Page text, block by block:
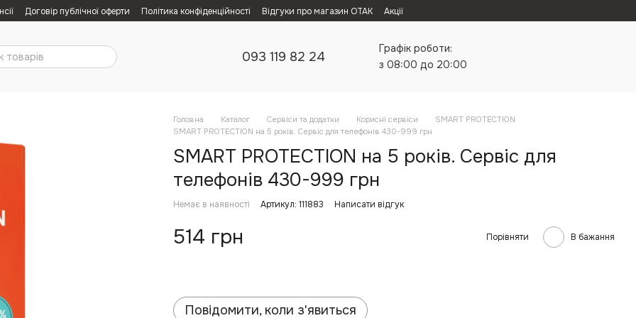
Договір публічної оферти Політика конфіденційності Відгуки про магазин ОТАК Акції
093 119 82 24
Графік роботи:
з 08:00 до 20:00
Головна Каталог Сервіси та додатки Корисні сервіси
SMART PROTECTION
SMART PROTECTION на 5 років. Сервіс для телефонів 430-999 грн
SMART PROTECTION на 5 років. Сервіс для
телефонів 430-999 грн
Немає в наявності Артикул: 111883 Написати відгук
514 грн Порівняти В бажання
Повідомити, коли з'явиться